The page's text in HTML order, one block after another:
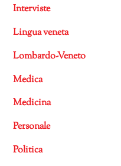
Interviste
Lingua veneta
Lombardo-Veneto
Medica
Medicina
Personale
Politica